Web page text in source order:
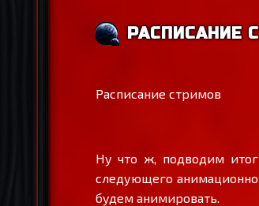
РАСПИСАНИЕ
Расписание стримов
Ну что ж, подводим
следующего
будем анимировать.